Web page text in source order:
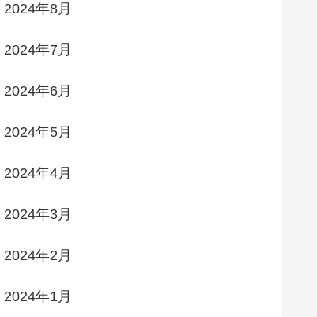
2024年8月
2024年7月
2024年6月
2024年5月
2024年4月
2024年3月
2024年2月
2024年1月